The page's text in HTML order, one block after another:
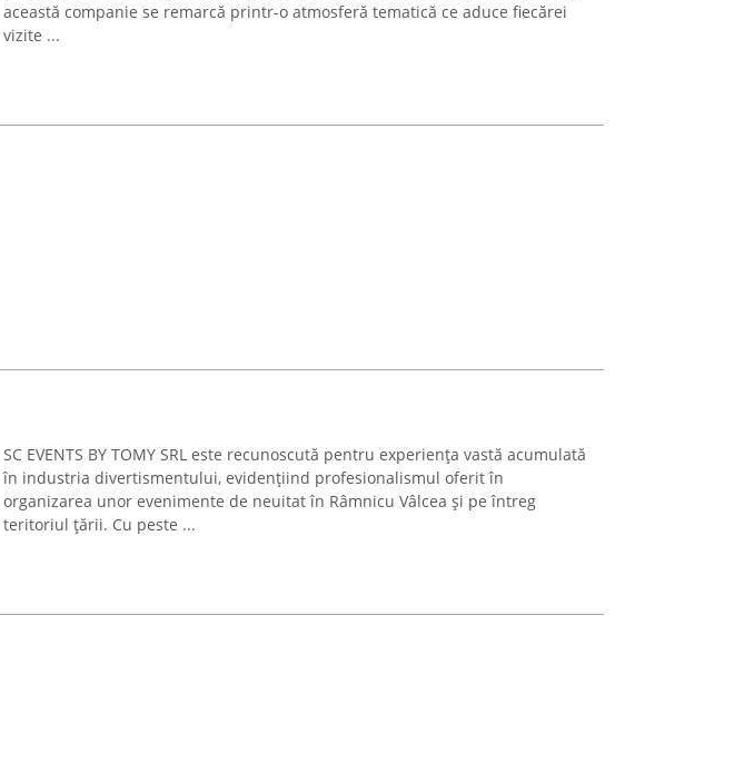
această companie se remarcă printr-o atmosferă tematică ce aduce fiecărei
vizite ...
SC EVENTS BY TOMY SRL este recunoscută pentru experiența vastă acumulată
în industria divertismentului, evidențiind profesionalismul oferit în
organizarea unor evenimente de neuitat în Râmnicu Vâlcea și pe întreg
teritoriul țării. Cu peste ...